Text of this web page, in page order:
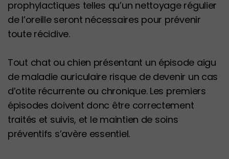
prophylactiques telles qu’un nettoyage régulier
de l’oreille seront nécessaires pour prévenir
toute récidive.
Tout chat ou chien présentant un épisode aigu
de maladie auriculaire risque de devenir un cas
d’otite récurrente ou chronique. Les premiers
épisodes doivent donc être correctement
traités et suivis, et le maintien de soins
préventifs s’avère essentiel.